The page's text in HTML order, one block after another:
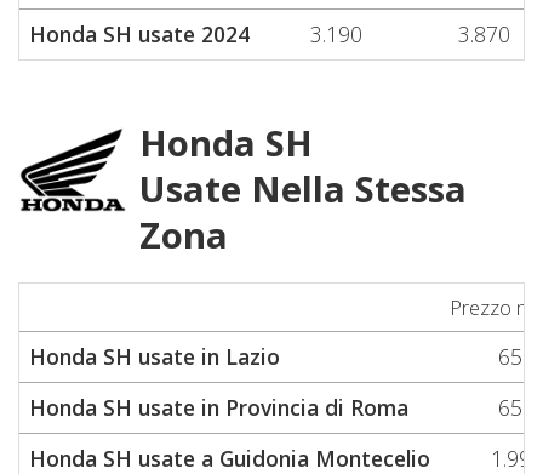
Honda SH usate 2024
3.190 3.870
Honda SH
Usate Nella Stessa
Zona
Prezzo
Honda SH usate in Lazio
650
Honda SH usate in Provincia di Roma
650
Honda SH usate a Guidonia Montecelio
1.999